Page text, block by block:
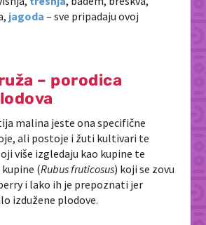
jagoda – sve pripadaju ovoj
– porodica
malina jeste ona specifične
ali postoje i žuti kultivari te
više izgledaju kao kupine te
(Rubus fruticosus) koji se zovu
i lako ih je prepoznati jer
izdužene plodove.